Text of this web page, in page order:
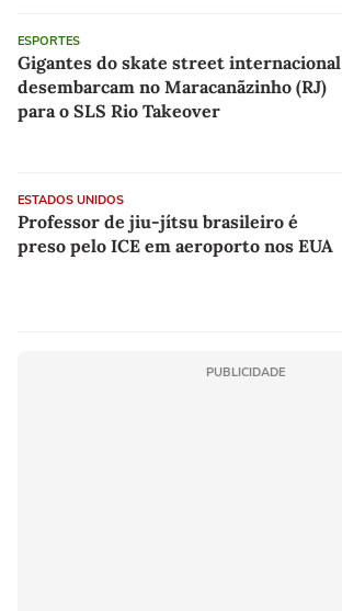
ESPORTES
Gigantes do skate street internacional
desembarcam no Maracanãzinho (RJ)
para o SLS Rio Takeover
ESTADOS UNIDOS
Professor de jiu-jítsu brasileiro é
preso pelo ICE em aeroporto nos EUA
PUBLICIDADE